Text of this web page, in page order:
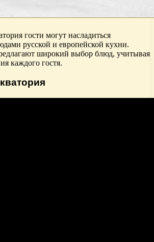
гости могут насладиться
русской и европейской кухни.
широкий выбор блюд, учитывая
каждого гостя.